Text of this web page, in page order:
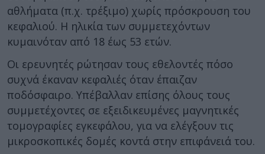
αθλήματα (π.χ. τρέξιμο) χωρίς πρόσκρουση του
κεφαλιού. Η ηλικία των συμμετεχόντων
κυμαινόταν από 18 έως 53 ετών.
Οι ερευνητές ρώτησαν τους εθελοντές πόσο
συχνά έκαναν κεφαλιές όταν έπαιζαν
ποδόσφαιρο. Υπέβαλλαν επίσης όλους τους
συμμετέχοντες σε εξειδικευμένες μαγνητικές
τομογραφίες εγκεφάλου, για να ελέγξουν τις
μικροσκοπικές δομές κοντά στην επιφάνειά του.